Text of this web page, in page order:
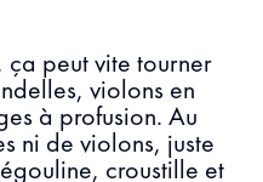
ça peut vite tourner
violons en
à profusion. Au
ni de violons, juste
croustille et